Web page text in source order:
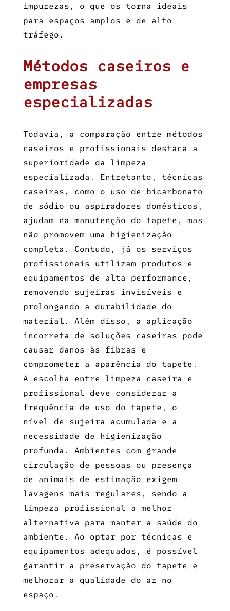
impurezas, o que os torna ideais
para espaços amplos e de alto
tráfego.
Métodos caseiros e
empresas
especializadas
Todavia, a comparação entre métodos
caseiros e profissionais destaca a
superioridade da limpeza
especializada. Entretanto, técnicas
caseiras, como o uso de bicarbonato
de sódio ou aspiradores domésticos,
ajudam na manutenção do tapete, mas
não promovem uma higienização
completa. Contudo, já os serviços
profissionais utilizam produtos e
equipamentos de alta performance,
removendo sujeiras invisíveis e
prolongando a durabilidade do
material. Além disso, a aplicação
incorreta de soluções caseiras pode
causar danos às fibras e
comprometer a aparência do tapete.
A escolha entre limpeza caseira e
profissional deve considerar a
frequência de uso do tapete, o
nível de sujeira acumulada e a
necessidade de higienização
profunda. Ambientes com grande
circulação de pessoas ou presença
de animais de estimação exigem
lavagens mais regulares, sendo a
limpeza profissional a melhor
alternativa para manter a saúde do
ambiente. Ao optar por técnicas e
equipamentos adequados, é possível
garantir a preservação do tapete e
melhorar a qualidade do ar no
espaço.